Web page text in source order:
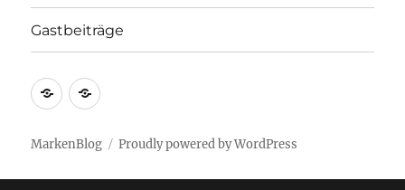
Gastbeiträge
Markenrecherche
Gastbeiträge
MarkenBlog Proudly powered by WordPress